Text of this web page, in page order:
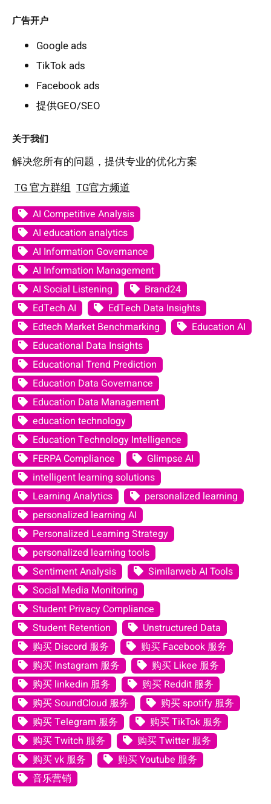
广告开户
Google ads
TikTok ads
Facebook ads
提供GEO/SEO
关于我们
解决您所有的问题，提供专业的优化方案
TG 官方群组 TG官方频道
AI Competitive Analysis
AI education analytics
AI Information Governance
AI Information Management
AI Social Listening
Brand24
EdTech AI
EdTech Data Insights
Edtech Market Benchmarking
Education AI
Educational Data Insights
Educational Trend Prediction
Education Data Governance
Education Data Management
education technology
Education Technology Intelligence
FERPA Compliance
Glimpse AI
intelligent learning solutions
Learning Analytics
personalized learning
personalized learning AI
Personalized Learning Strategy
personalized learning tools
Sentiment Analysis
Similarweb AI Tools
Social Media Monitoring
Student Privacy Compliance
Student Retention
Unstructured Data
购买 Discord 服务
购买 Facebook 服务
购买 Instagram 服务
购买 Likee 服务
购买 linkedin 服务
购买 Reddit 服务
购买 SoundCloud 服务
购买 spotify 服务
购买 Telegram 服务
购买 TikTok 服务
购买 Twitch 服务
购买 Twitter 服务
购买 vk 服务
购买 Youtube 服务
音乐营销